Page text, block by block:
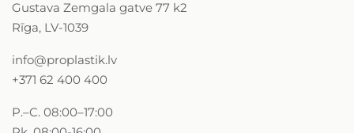
Gustava Zemgala gatve 77 k2
Rīga, LV-1039
info@proplastik.lv
+371 62 400 400
P.–C. 08:00–17:00